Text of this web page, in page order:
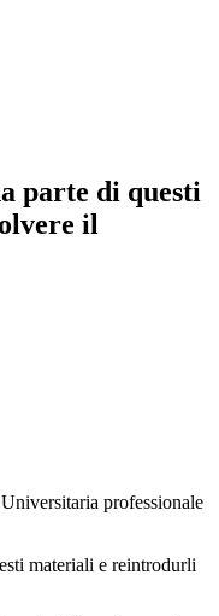
parte di questi
il
professionale
materiali e reintrodurli